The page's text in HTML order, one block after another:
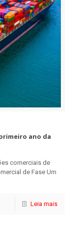
ano da
comerciais de
de Fase Um
Leia mais